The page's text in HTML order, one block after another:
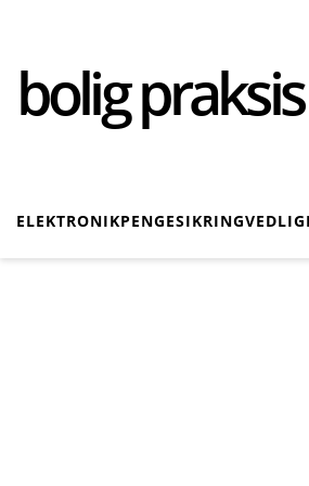
bolig praksis
ELEKTRONIKPENGESIKRING